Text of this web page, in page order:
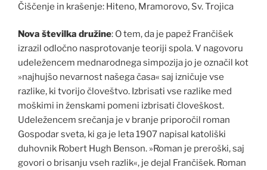
Čiščenje in krašenje: Hiteno, Mramorovo, Sv. Trojica
Nova številka družine: O tem, da je papež Frančišek
izrazil odločno nasprotovanje teoriji spola. V nagovoru
udeležencem mednarodnega simpozija jo je označil kot
»najhujšo nevarnost našega časa« saj izničuje vse
razlike, ki tvorijo človeštvo. Izbrisati vse razlike med
moškimi in ženskami pomeni izbrisati človeškost.
Udeležencem srečanja je v branje priporočil roman
Gospodar sveta, ki ga je leta 1907 napisal katoliški
duhovnik Robert Hugh Benson. »Roman je preroški, saj
govori o brisanju vseh razlik«, je dejal Frančišek. Roman